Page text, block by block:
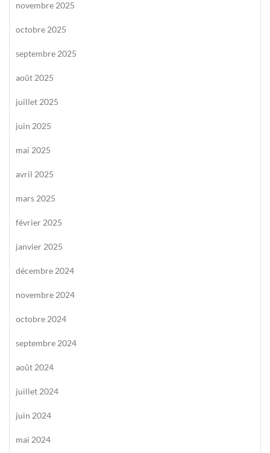
novembre 2025
octobre 2025
septembre 2025
août 2025
juillet 2025
juin 2025
mai 2025
avril 2025
mars 2025
février 2025
janvier 2025
décembre 2024
novembre 2024
octobre 2024
septembre 2024
août 2024
juillet 2024
juin 2024
mai 2024